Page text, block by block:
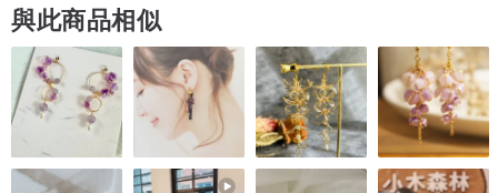
與此商品相似